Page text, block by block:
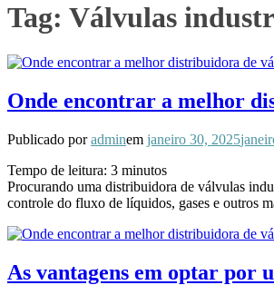
Tag: Válvulas
Onde encontrar a melhor
Publicado poradminem janeiro 30, 2025
Tempo de leitura: 3 minutos
Procurando uma distribuidora de válvulas
controle do fluxo de líquidos, gases e outros
As vantagens em optar por